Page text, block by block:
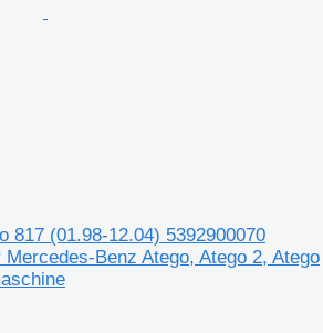
817 (01.98-12.04) 5392900070
Benz Atego, Atego 2, Atego